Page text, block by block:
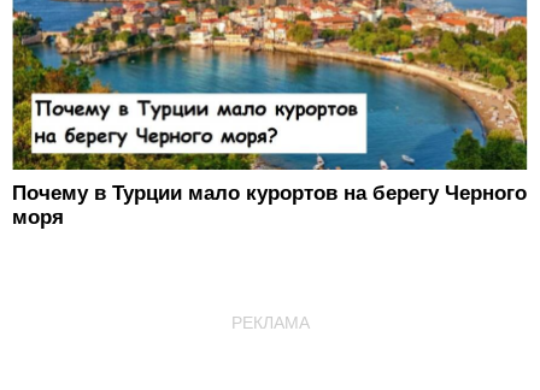
Почему в Турции мало курортов на берегу Черного
моря
РЕКЛАМА